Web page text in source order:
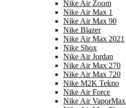
Nike Air Zoom
Nike Air Max 1
Nike Air Max 90
Nike Blazer
Nike Air Max 2021
Nike Shox
Nike Air Jordan
Nike Air Max 270
Nike Air Max 720
Nike M2K Tekno
Nike Air Force
Nike Air VaporMax